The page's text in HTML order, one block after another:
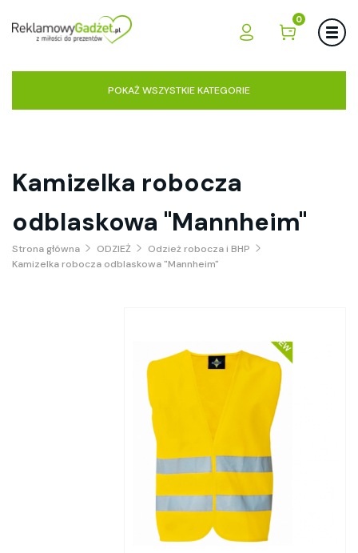
0
POKAŻ WSZYSTKIE KATEGORIE
Kamizelka robocza
odblaskowa "Mannheim"
Strona główna ODZIEŻ
Odzież robocza i BHP
Kamizelka robocza odblaskowa "Mannheim"